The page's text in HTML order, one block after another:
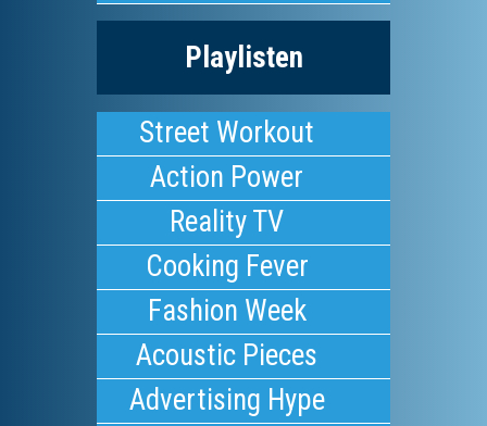
Playlisten
Street Workout
Action Power
Reality TV
Cooking Fever
Fashion Week
Acoustic Pieces
Advertising Hype